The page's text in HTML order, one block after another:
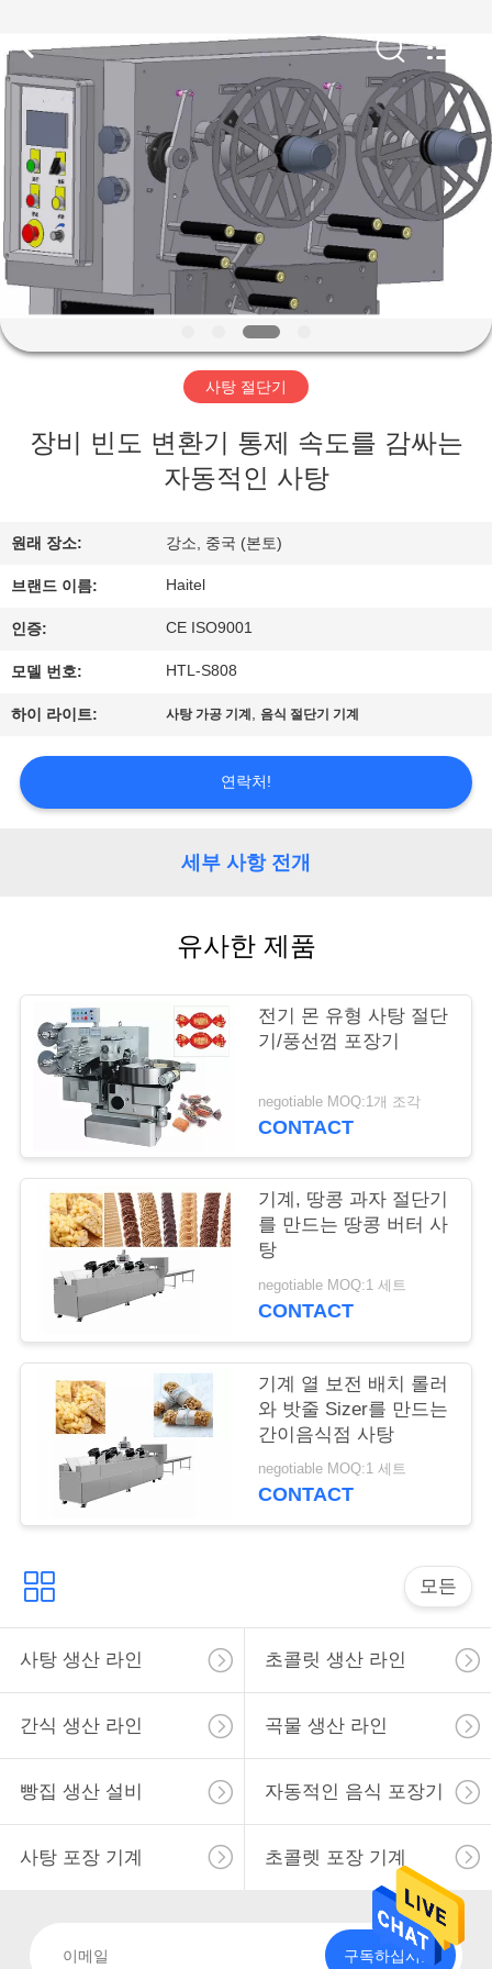
집
제
품
우
리
여
공
장
여
세
문
세
요
사
이
트
맵
POLICY
RichYin
Machinery
Co.,
Ltd.
Rights
Reserved.
사탕 절단기
장비 빈도 변환기 통제 속도를 감싸는
자동적인 사탕
원래 장소: 강소, 중국 (본토)
브랜드 이름: Haitel
인증: CE ISO9001
모델 번호: HTL-S808
하이 라이트: 사탕 가공 기계 , 음식 절단기 기계
연락처!
세부 사항 전개
유사한 제품
전기 몬 유형 사탕 절단
기/풍선껌 포장기
negotiable MOQ:1개 조각
CONTACT
기계, 땅콩 과자 절단기
를 만드는 땅콩 버터 사
탕
negotiable MOQ:1 세트
CONTACT
기계 열 보전 배치 롤러
와 밧줄 Sizer를 만드는
간이음식점 사탕
negotiable MOQ:1 세트
CONTACT
모든
사탕 생산 라인 초콜릿 생산 라인
간식 생산 라인 곡물 생산 라인
빵집 생산 설비 자동적인 음식 포장기
사탕 포장 기계 초콜렛 포장 기계
구독하십시오